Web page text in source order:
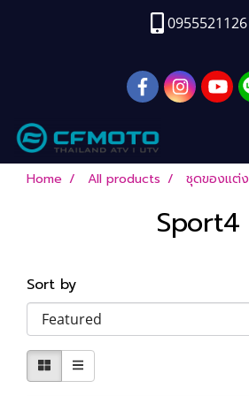
0955521126
Home All products ชุดของแต่ง
Sport4
Sort by